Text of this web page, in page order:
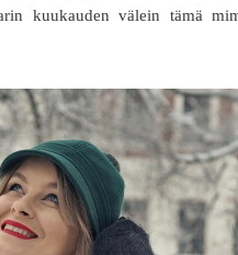
kuukauden välein tämä